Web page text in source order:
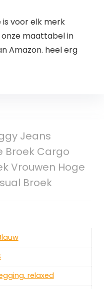
voor elk merk
maattabel in
Amazon. heel erg
Jeans
Broek Cargo
Vrouwen Hoge
Broek
relaxed